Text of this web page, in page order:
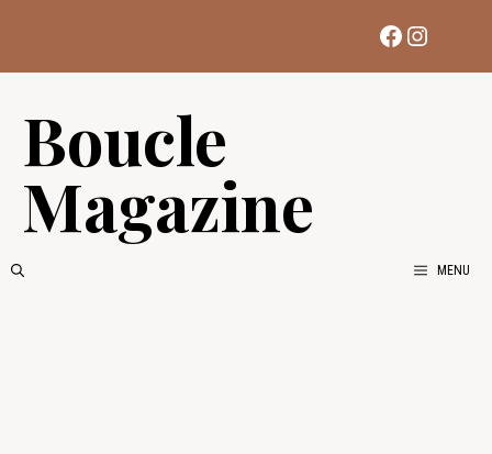
contenu
Facebook
Boucle
Magazine
MENU